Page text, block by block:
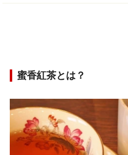
蜜香紅茶とは？